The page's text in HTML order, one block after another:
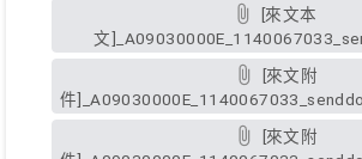
文
件